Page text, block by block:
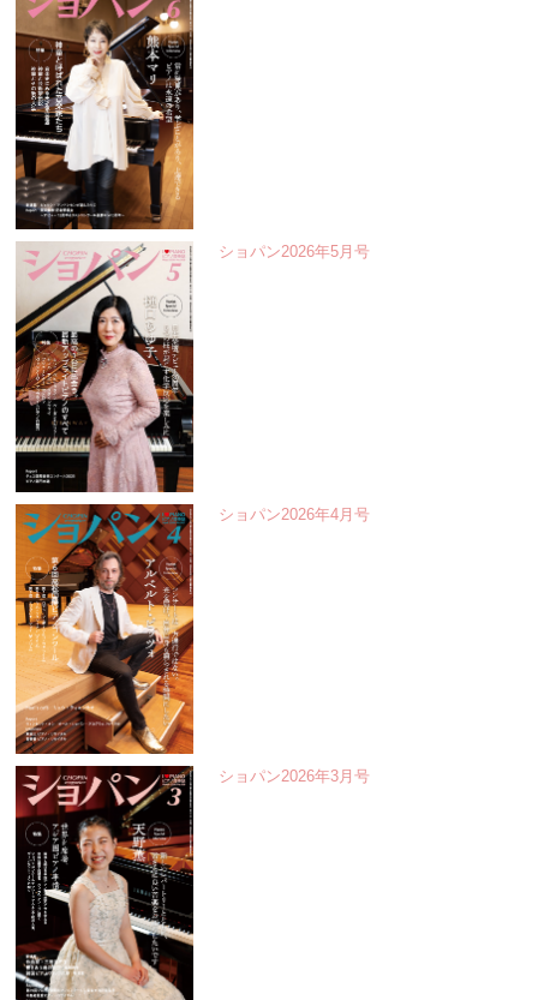
ショパン2026年5月号
ショパン2026年4月号
ショパン2026年3月号